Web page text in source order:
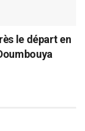
le départ en